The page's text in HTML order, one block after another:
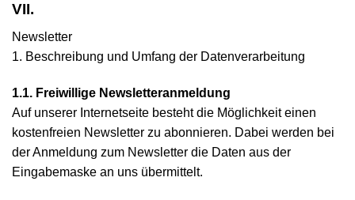
VII.
Newsletter
1. Beschreibung und Umfang der Datenverarbeitung
1.1. Freiwillige Newsletteranmeldung
Auf unserer Internetseite besteht die Möglichkeit einen
kostenfreien Newsletter zu abonnieren. Dabei werden bei
der Anmeldung zum Newsletter die Daten aus der
Eingabemaske an uns übermittelt.